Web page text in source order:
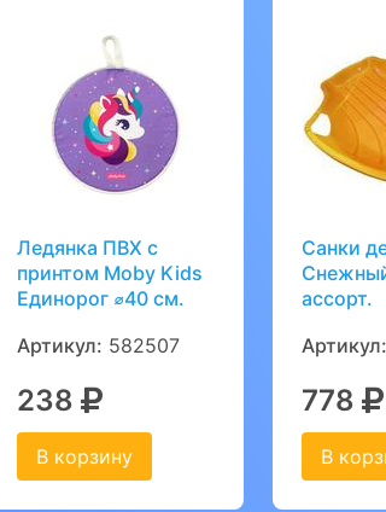
Ледянка ПВХ с
принтом Moby Kids
Единорог ⌀40 см.
Артикул: 582507
238
В корзину
Санки
ассорт.
Артикул:
778
В